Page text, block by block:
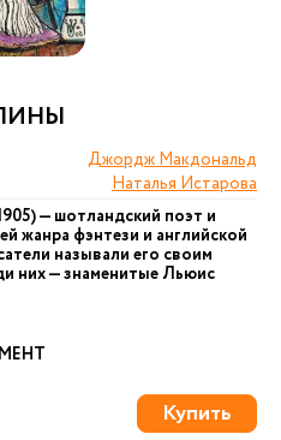
Джордж Макдональд
Наталья Истарова
— шотландский поэт и
жанра фэнтези и английской
называли его своим
них — знаменитые Льюис
Купить